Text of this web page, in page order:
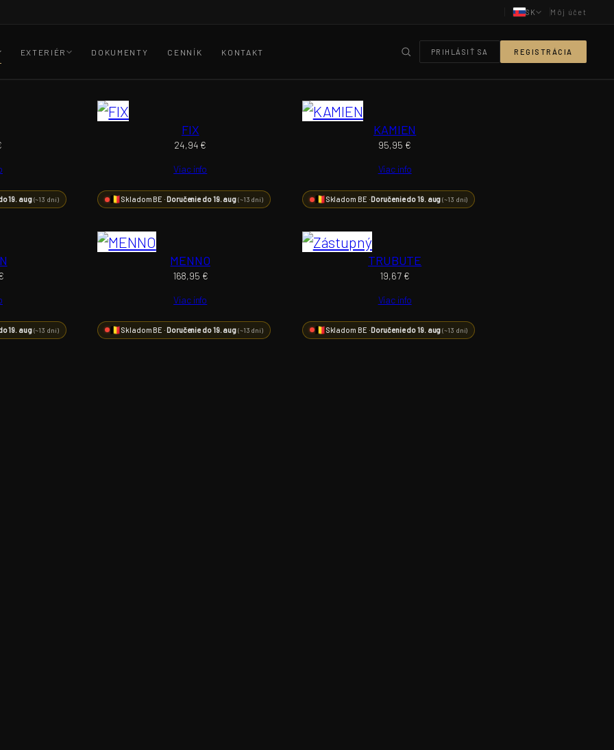
SK Môj účet
EXTERIÉR DOKUMENTY CENNÍK KONTAKT PRIHLÁSIŤ SA REGISTRÁCIA
19. aug(~13 dní)
FIX
24,94 €
Viac info
Skladom BE ·Doručenie do 19. aug(~13 dní)
KAMIEN
95,95 €
Viac info
Skladom BE ·Doručenie do 19. aug(~13 dní)
19. aug(~13 dní)
MENNO
168,95 €
Viac info
Skladom BE ·Doručenie do 19. aug(~13 dní)
TRUBUTE
19,67 €
Viac info
Skladom BE ·Doručenie do 19. aug(~13 dní)